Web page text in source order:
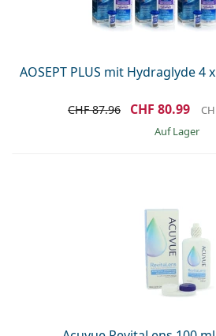
AOSEPT PLUS mit Hydraglyde 4
CHF 87.96 CHF 80.99
auf Lager